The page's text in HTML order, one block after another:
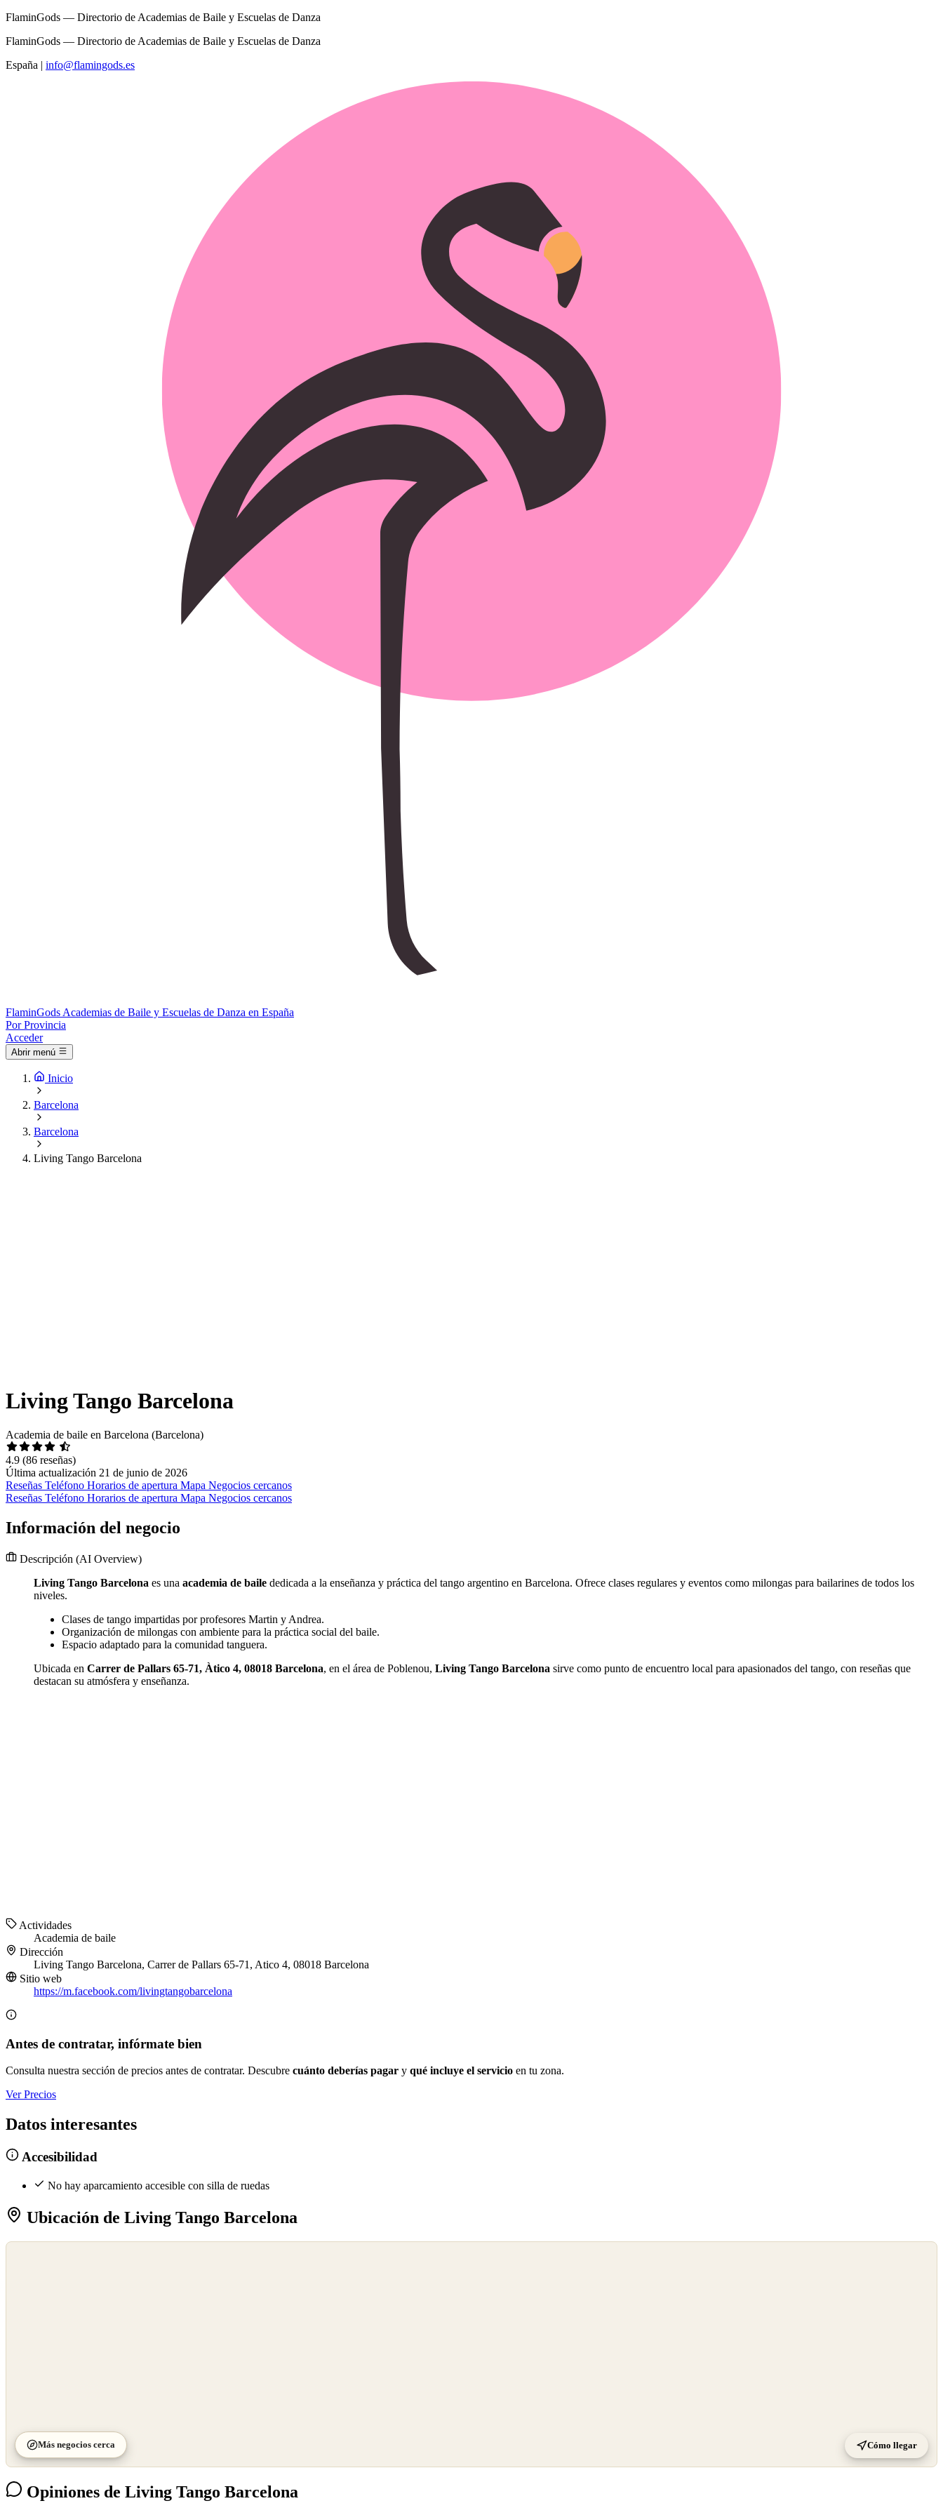
FlaminGods — Directorio de Academias de Baile y Escuelas de Danza
FlaminGods — Directorio de Academias de Baile y Escuelas de Danza
España | info@flamingods.es
FlaminGods Academias de Baile y Escuelas de Danza en España
Por Provincia
Acceder
Abrir menú
Inicio
Barcelona
Barcelona
Living Tango Barcelona
Living Tango Barcelona
Academia de baile en Barcelona (Barcelona)
4.9 (86 reseñas)
Última actualización 21 de junio de 2026
Reseñas Teléfono Horarios de apertura Mapa Negocios cercanos
Reseñas Teléfono Horarios de apertura Mapa Negocios cercanos
Información del negocio
Descripción (AI Overview)
Living Tango Barcelona es una academia de baile dedicada a la enseñanza y práctica del tango argentino en Barcelona. Ofrece clases regulares y eventos como milongas para bailarines de todos los
niveles.
Clases de tango impartidas por profesores Martin y Andrea.
Organización de milongas con ambiente para la práctica social del baile.
Espacio adaptado para la comunidad tanguera.
Ubicada en Carrer de Pallars 65-71, Àtico 4, 08018 Barcelona, en el área de Poblenou, Living Tango Barcelona sirve como punto de encuentro local para apasionados del tango, con reseñas que
destacan su atmósfera y enseñanza.
Actividades
Academia de baile
Dirección
Living Tango Barcelona, Carrer de Pallars 65-71, Atico 4, 08018 Barcelona
Sitio web
https://m.facebook.com/livingtangobarcelona
Antes de contratar, infórmate bien
Consulta nuestra sección de precios antes de contratar. Descubre cuánto deberías pagar y qué incluye el servicio en tu zona.
Ver Precios
Datos interesantes
Accesibilidad
No hay aparcamiento accesible con silla de ruedas
Ubicación de Living Tango Barcelona
Más negocios cerca Cómo llegar
Opiniones de Living Tango Barcelona